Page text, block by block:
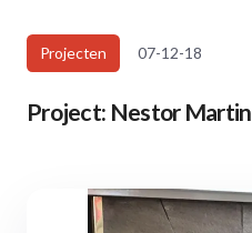
Projecten 07-12-18
Project: Nestor Martin